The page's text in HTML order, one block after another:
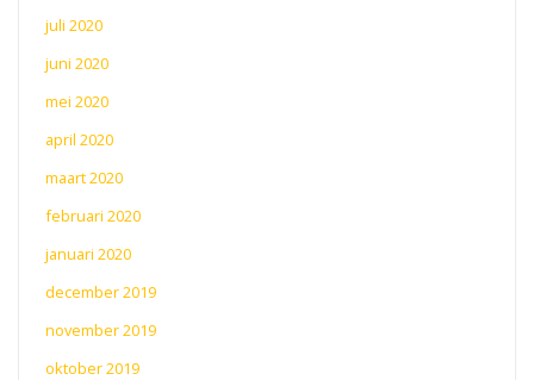
juli 2020
juni 2020
mei 2020
april 2020
maart 2020
februari 2020
januari 2020
december 2019
november 2019
oktober 2019